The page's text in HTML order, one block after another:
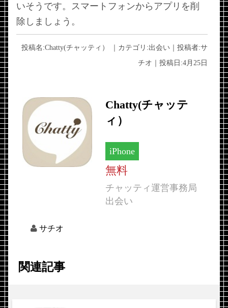
いそうです。スマートフォンからアプリを削
除しましょう。
投稿名:Chatty(チャッティ） ｜カテゴリ:出会い ｜投稿者:サ
チオ ｜投稿日:4月25日
Chatty(チャッテ
ィ）
iPhone
無料
チャッティ運営事務局
出会い
サチオ
関連記事